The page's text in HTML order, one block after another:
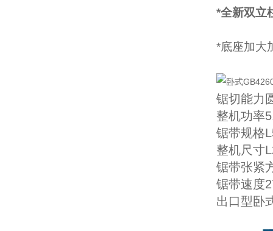
*全新双立
*底座加大
锯切能力
整机功率
锯带规格
整机尺寸
锯带张紧
锯带速度
出口型卧